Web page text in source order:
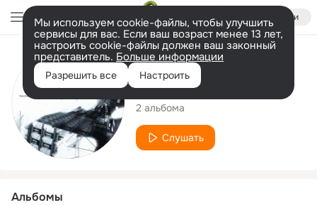
Войти
Мы используем cookie-файлы, чтобы улучшить
сервисы для вас. Если ваш возраст менее 13 лет,
настроить cookie-файлы должен ваш законный
представитель. Больше информации
Разрешить все Настроить
Исполнитель
The Evan Anthem
2 альбома
Слушать
Альбомы